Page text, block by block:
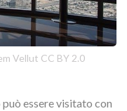
Vellut CC BY 2.0
essere visitato con